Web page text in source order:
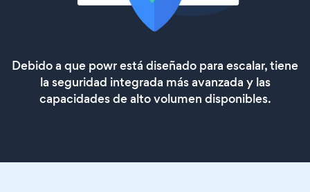
Debido a que powr está diseñado para escalar, tiene
la seguridad integrada más avanzada y las
capacidades de alto volumen disponibles.